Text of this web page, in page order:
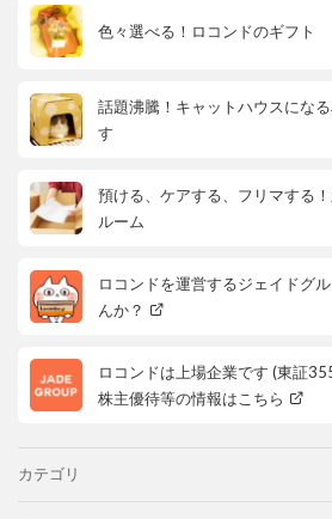
色々選べる！ロコンドのギフト
話題沸騰！キャットハウスにな
す
預ける、ケアする、フリマする
ルーム
ロコンドを運営するジェイドグ
んか？
ロコンドは上場企業です (東証
株主優待等の情報はこちら
カテゴリ